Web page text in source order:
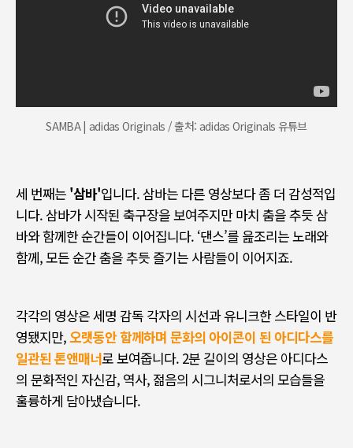
SAMBA | adidas Originals / 출처: adidas Originals 유튜브
세 번째는 '삼바'입니다.삼바는 다른 영상보다 좀 더 감성적입
니다.삼바가 시작된 축구장을 보여주지만 마치 춤을 추듯 삼
바와 함께한 순간들이 이어집니다. ‘댄스’를 읊조리는 노래와
함께,모든 순간 춤을 추듯 즐기는 사람들이 이어지죠.
각각의 영상은 세명 감독 각자의 시선과 유니크한 스타일이 반
영됐지만,오랫동안 함께하며 문화의 아이콘이 된 아디다스를
일관된 톤앤매너로 보여줍니다. 2분 길이의 영상은 아디다스
의 문화적인 자신감, 역사, 젊음의 시그니처로서의 모습들을
훌륭하게 담아냈습니다.